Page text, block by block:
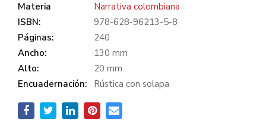
Materia
Narrativa colombiana
ISBN:
978-628-96213-5-8
Páginas:
240
Ancho:
130 mm
Alto:
20 mm
Encuadernación:
Rústica con solapa